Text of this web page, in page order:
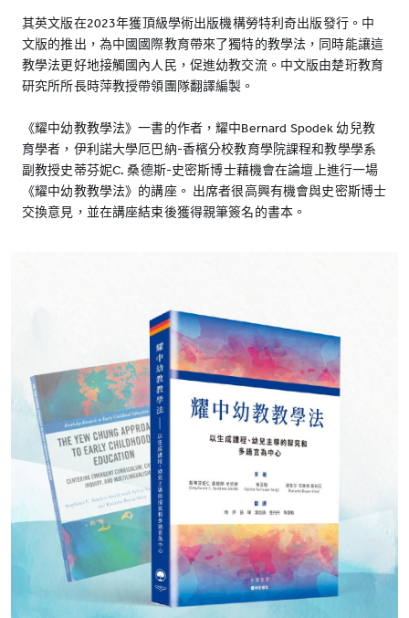
其英文版在2023年獲頂級學術出版機構勞特利奇出版發行。中
文版的推出，為中國國際教育帶來了獨特的教學法，同時能讓這
教學法更好地接觸國內人民，促進幼教交流。中文版由楚珩教育
研究所所長時萍教授帶領團隊翻譯編製。
《耀中幼教教學法》一書的作者，耀中Bernard Spodek 幼兒教
育學者，伊利諾大學厄巴納-香檳分校教育學院課程和教學學系
副教授史蒂芬妮C. 桑德斯-史密斯博士藉機會在論壇上進行一場
《耀中幼教教學法》的講座。 出席者很高興有機會與史密斯博士
交換意見，並在講座結束後獲得親筆簽名的書本。